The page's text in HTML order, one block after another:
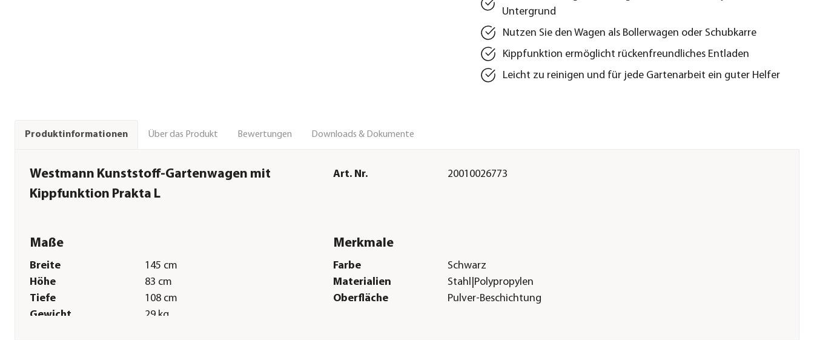
Untergrund
Nutzen Sie den Wagen als Bollerwagen oder Schubkarre
Kippfunktion ermöglicht rückenfreundliches Entladen
Leicht zu reinigen und für jede Gartenarbeit ein guter Helfer
Produktinformationen Über das Produkt Bewertungen Downloads & Dokumente
Westmann Kunststoff-Gartenwagen mit
Kippfunktion Prakta L
Art. Nr. 20010026773
Maße
Breite
145 cm
Höhe
83 cm
Tiefe
108 cm
Gewicht
29 kg
Merkmale
Farbe
Schwarz
Materialien
Stahl|Polypropylen
Oberfläche
Pulver-Beschichtung